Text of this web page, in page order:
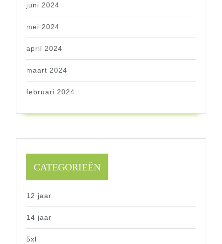
juni 2024
mei 2024
april 2024
maart 2024
februari 2024
CATEGORIEËN
12 jaar
14 jaar
5xl